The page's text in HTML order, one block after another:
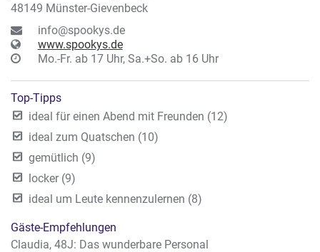
48149 Münster-Gievenbeck
info@spookys.de
www.spookys.de
Mo.-Fr. ab 17 Uhr, Sa.+So. ab 16 Uhr
Top-Tipps
ideal für einen Abend mit Freunden (12)
ideal zum Quatschen (10)
gemütlich (9)
locker (9)
ideal um Leute kennenzulernen (8)
Gäste-Empfehlungen
Claudia, 48J: Das wunderbare Personal